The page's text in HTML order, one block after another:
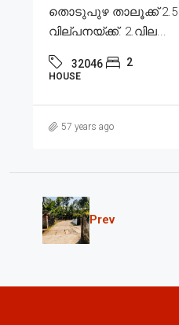
തൊടുപുഴ താലൂക്ക് 2.5
വില്പനയ്ക്ക്. 2.വില...
32046 2
HOUSE
57 years ago
Prev